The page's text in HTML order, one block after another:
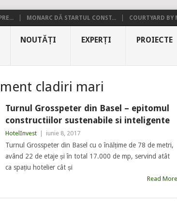
MONARC DĂ STARTUL CONST... COURTYARD
NOUTĂȚI EXPERȚI PROIECTE
cladiri mari
Turnul Grosspeter din Basel – epitomul
constructiilor sustenabile si inteligente
HotelInvest iunie 8, 2017
Turnul Grosspeter din Basel cu o înălțime de 78 de metri,
având 22 de etaje și în total 17.000 de mp, servind atât
ca spațiu hotelier cât și
Read More